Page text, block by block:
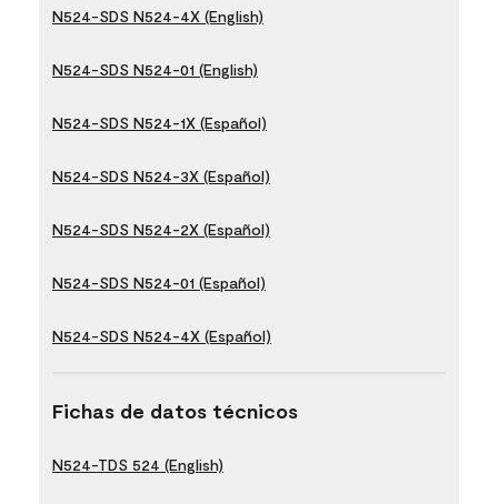
N524-SDS N524-4X (English)
N524-SDS N524-01 (English)
N524-SDS N524-1X (Español)
N524-SDS N524-3X (Español)
N524-SDS N524-2X (Español)
N524-SDS N524-01 (Español)
N524-SDS N524-4X (Español)
Fichas de datos técnicos
N524-TDS 524 (English)